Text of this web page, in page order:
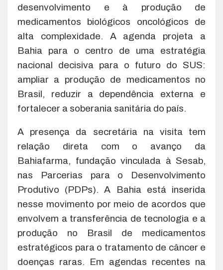
desenvolvimento e à produção de
medicamentos biológicos oncológicos de
alta complexidade. A agenda projeta a
Bahia para o centro de uma estratégia
nacional decisiva para o futuro do SUS:
ampliar a produção de medicamentos no
Brasil, reduzir a dependência externa e
fortalecer a soberania sanitária do país.
A presença da secretária na visita tem
relação direta com o avanço da
Bahiafarma, fundação vinculada à Sesab,
nas Parcerias para o Desenvolvimento
Produtivo (PDPs). A Bahia está inserida
nesse movimento por meio de acordos que
envolvem a transferência de tecnologia e a
produção no Brasil de medicamentos
estratégicos para o tratamento de câncer e
doenças raras. Em agendas recentes na